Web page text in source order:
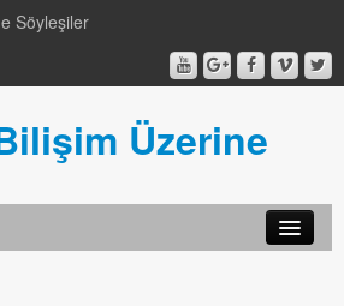
Söyleşiler
Üzerine